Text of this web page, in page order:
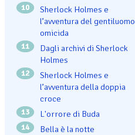
10
Sherlock Holmes e
l’avventura del gentiluomo
omicida
11
Dagli archivi di Sherlock
Holmes
12
Sherlock Holmes e
l’avventura della doppia
croce
13 L'orrore di Buda
14 Bella è la notte